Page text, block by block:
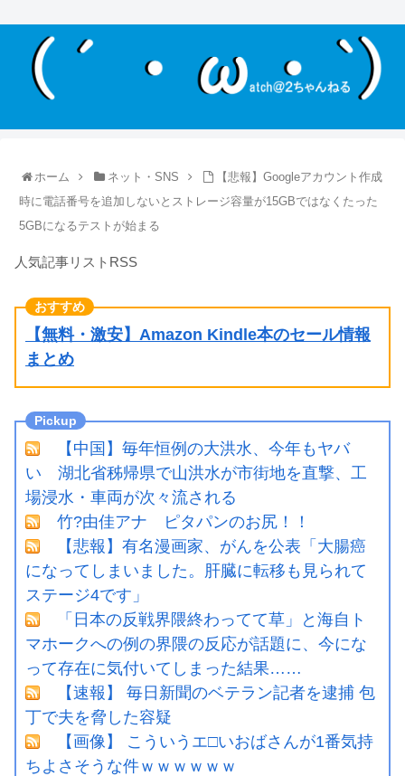
ホーム ネット・SNS
【悲報】Googleアカウント作成
時に電話番号を追加しないとストレージ容量が15GBではなくたった
5GBになるテストが始まる
人気記事リストRSS
【無料・激安】Amazon Kindle本のセール情報
まとめ
【中国】毎年恒例の大洪水、今年もヤバ
い 湖北省秭帰県で山洪水が市街地を直撃、工
場浸水・車両が次々流される
竹?由佳アナ ピタパンのお尻！！
【悲報】有名漫画家、がんを公表「大腸癌
になってしまいました。肝臓に転移も見られて
ステージ4です」
「日本の反戦界隈終わってて草」と海自ト
マホークへの例の界隈の反応が話題に、今にな
って存在に気付いてしまった結果……
【速報】 毎日新聞のベテラン記者を逮捕 包
丁で夫を脅した容疑
【画像】 こういうエ□いおばさんが1番気持
ちよさそうな件ｗｗｗｗｗｗ